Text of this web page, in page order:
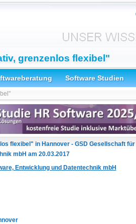
grenzenlos flexibel"
Software Studien
flexibel" in Hannover - GSD Gesellschaft für
mbH am 20.03.2017
Entwicklung und Datentechnik mbH